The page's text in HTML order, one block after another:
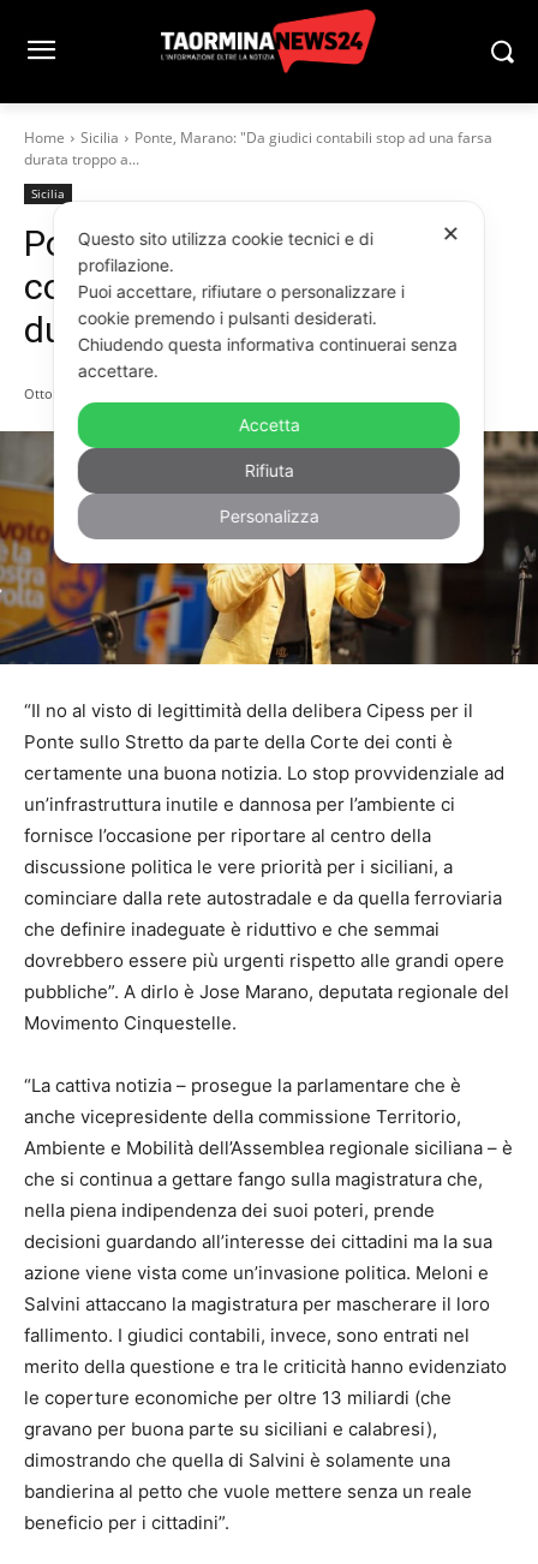
Home Sicilia
Ponte, Marano: "Da giudici contabili stop ad una farsa
durata troppo a...
Sicilia
Ponte, Marano: “Da giudici
contabili stop ad una farsa
durata troppo a lungo”
Ottobre 30, 2025
“Il no al visto di legittimità della delibera Cipess per il
Ponte sullo Stretto da parte della Corte dei conti è
certamente una buona notizia. Lo stop provvidenziale ad
un’infrastruttura inutile e dannosa per l’ambiente ci
fornisce l’occasione per riportare al centro della
discussione politica le vere priorità per i siciliani, a
cominciare dalla rete autostradale e da quella ferroviaria
che definire inadeguate è riduttivo e che semmai
dovrebbero essere più urgenti rispetto alle grandi opere
pubbliche”. A dirlo è Jose Marano, deputata regionale del
Movimento Cinquestelle.
“La cattiva notizia – prosegue la parlamentare che è
anche vicepresidente della commissione Territorio,
Ambiente e Mobilità dell’Assemblea regionale siciliana – è
che si continua a gettare fango sulla magistratura che,
nella piena indipendenza dei suoi poteri, prende
decisioni guardando all’interesse dei cittadini ma la sua
azione viene vista come un’invasione politica. Meloni e
Salvini attaccano la magistratura per mascherare il loro
fallimento. I giudici contabili, invece, sono entrati nel
merito della questione e tra le criticità hanno evidenziato
le coperture economiche per oltre 13 miliardi (che
gravano per buona parte su siciliani e calabresi),
dimostrando che quella di Salvini è solamente una
bandierina al petto che vuole mettere senza un reale
beneficio per i cittadini”.
✕
Questo sito utilizza cookie tecnici e di
profilazione.
Puoi accettare, rifiutare o personalizzare i
cookie premendo i pulsanti desiderati.
Chiudendo questa informativa continuerai senza
accettare.
Accetta
Rifiuta
Personalizza